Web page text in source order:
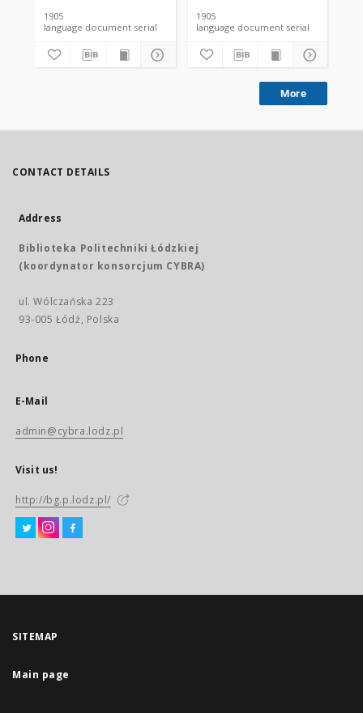
1905
language document serial
1905
language document serial
More
CONTACT DETAILS
Address
Biblioteka Politechniki Łódzkiej
(koordynator konsorcjum CYBRA)
ul. Wólczańska 223
93-005 Łódź, Polska
Phone
E-Mail
admin@cybra.lodz.pl
Visit us!
http://bg.p.lodz.pl/
SITEMAP
Main page